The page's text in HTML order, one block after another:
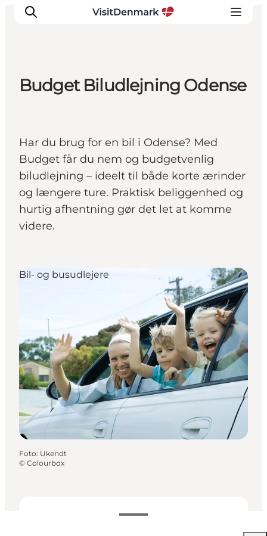
Oplevelser
Overnatning
Planlæg ferien
Budget Biludlejning Odense
Har du brug for en bil i Odense? Med
Budget får du nem og budgetvenlig
biludlejning – ideelt til både korte ærinder
og længere ture. Praktisk beliggenhed og
hurtig afhentning gør det let at komme
videre.
Bil- og busudlejere
Foto: Ukendt
© Colourbox